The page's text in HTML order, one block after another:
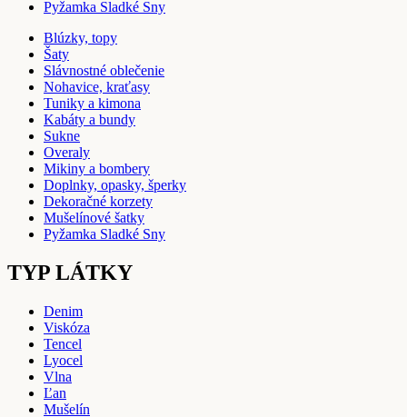
Pyžamka Sladké Sny
Blúzky, topy
Šaty
Slávnostné oblečenie
Nohavice, kraťasy
Tuniky a kimona
Kabáty a bundy
Sukne
Overaly
Mikiny a bombery
Doplnky, opasky, šperky
Dekoračné korzety
Mušelínové šatky
Pyžamka Sladké Sny
TYP LÁTKY
Denim
Viskóza
Tencel
Lyocel
Vlna
Ľan
Mušelín